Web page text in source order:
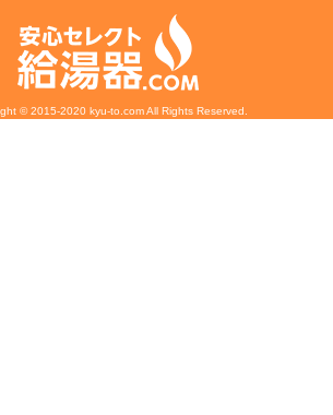
© 2015-2020 kyu-to.com All Rights Reserved.